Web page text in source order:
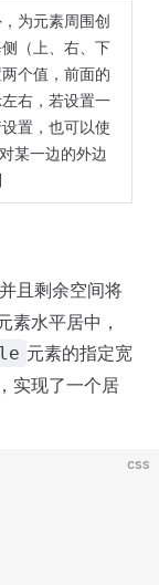
为元素周围创
（上、右、下
个值，前面的
右，若设置一
置，也可以使
某一边的外边
且剩余空间将
素水平居中，
元素的指定宽
实现了一个居
css